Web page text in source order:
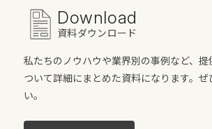
Download
資料ダウンロード
私たちのノウハウや業界別の事例など、提
ついて詳細にまとめた資料になります。ぜ
い。